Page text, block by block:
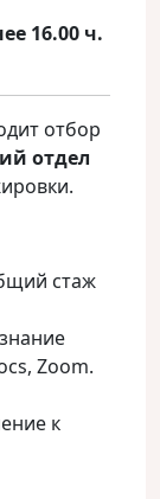
16.00 ч.
отбор
отдел
стаж
Zoom.
к